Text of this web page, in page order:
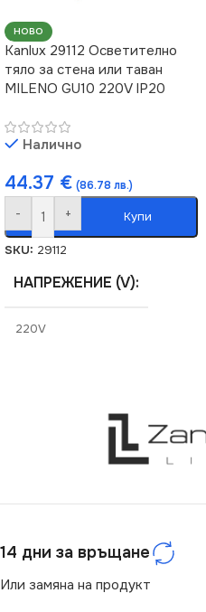
НОВО
Kanlux 29112 Осветително
тяло за стена или таван
MILENO GU10 220V IP20
Налично
44.37 € (86.78 лв.)
- + Купи
SKU: 29112
НАПРЕЖЕНИЕ (V)
220V
НАЧИН НА МОНТАЖ
14 дни за връщане
Или замяна на продукт